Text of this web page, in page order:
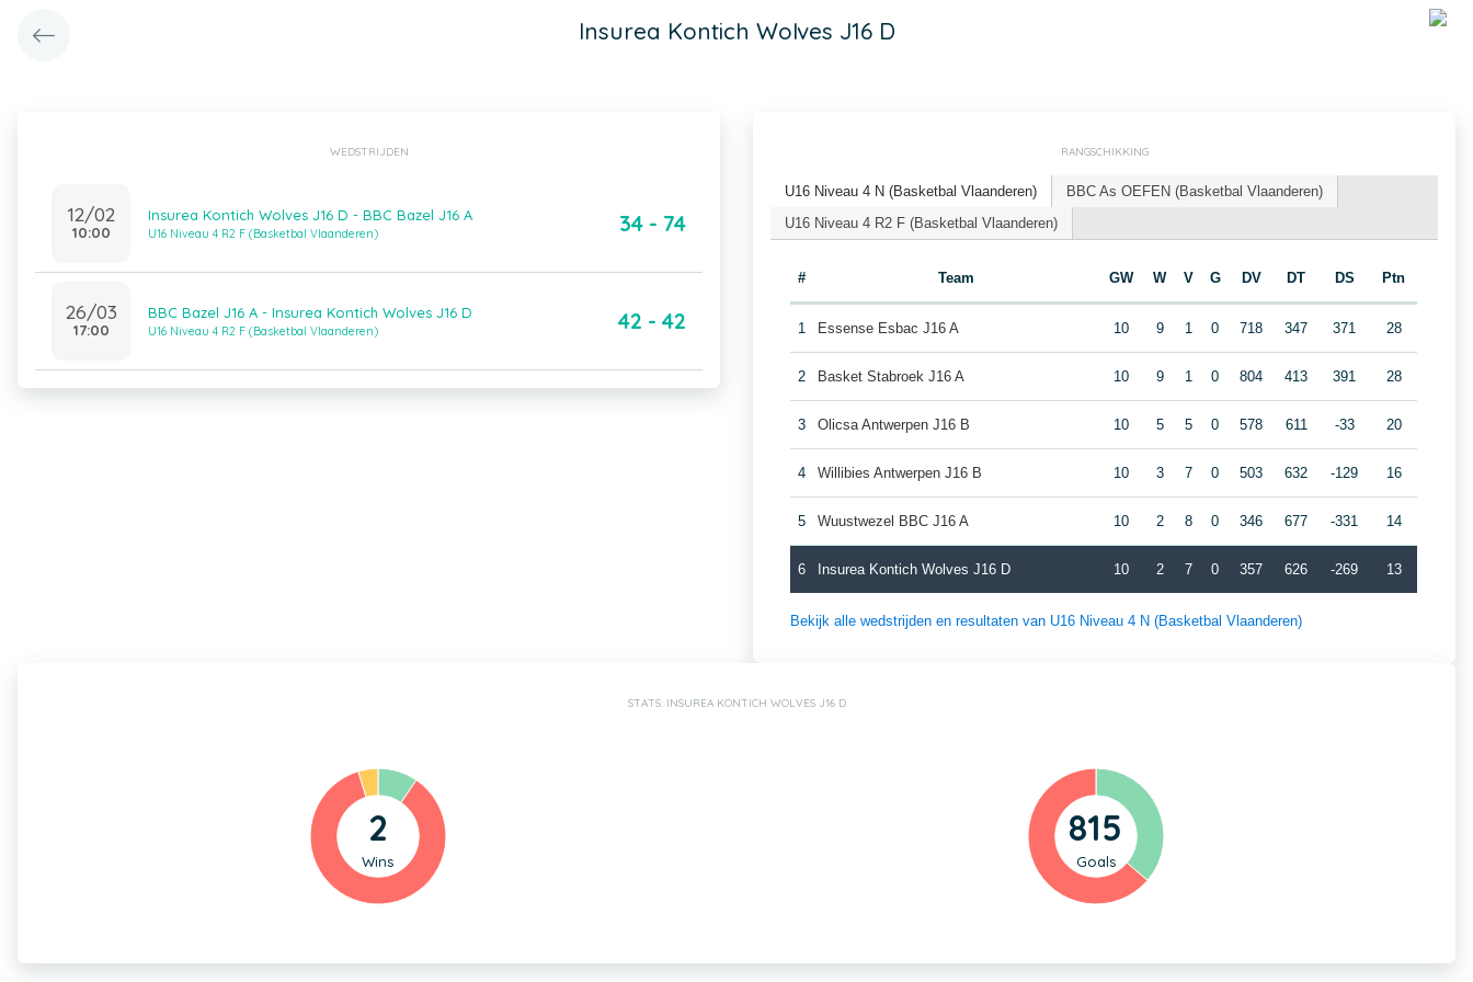
Insurea Kontich Wolves J16 D
WEDSTRIJDEN
12/02
10:00
Insurea Kontich Wolves J16 D - BBC Bazel J16 A
U16 Niveau 4 R2 F (Basketbal Vlaanderen) 34 - 74
26/03
17:00
BBC Bazel J16 A - Insurea Kontich Wolves J16 D
U16 Niveau 4 R2 F (Basketbal Vlaanderen) 42 - 42
RANGSCHIKKING
U16 Niveau 4 N (Basketbal Vlaanderen)
BBC As OEFEN (Basketbal Vlaanderen)
U16 Niveau 4 R2 F (Basketbal Vlaanderen)
# Team GW W V G DV DT DS Ptn
1 Essense Esbac J16 A 10 9 1 0 718 347 371 28
2 Basket Stabroek J16 A 10 9 1 0 804 413 391 28
3 Olicsa Antwerpen J16 B 10 5 5 0 578 611 -33 20
4 Willibies Antwerpen J16 B 10 3 7 0 503 632 -129 16
5 Wuustwezel BBC J16 A 10 2 8 0 346 677 -331 14
6 Insurea Kontich Wolves J16 D 10 2 7 0 357 626 -269 13
Bekijk alle wedstrijden en resultaten van U16 Niveau 4 N (Basketbal Vlaanderen)
STATS: INSUREA KONTICH WOLVES J16 D
2
Wins
815
Goals